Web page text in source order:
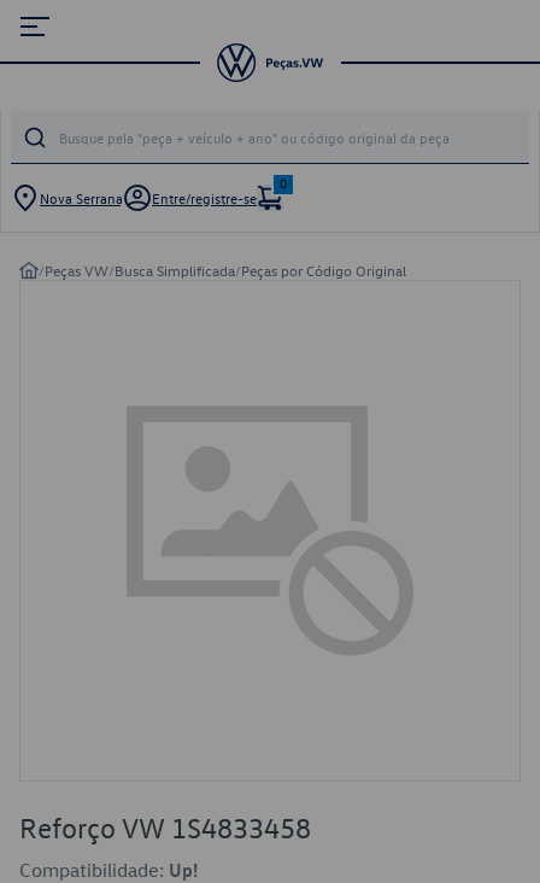
Nova Serrana Entre/registre-se
0
/Peças VW/Busca Simplificada/Peças por Código Original
Reforço VW 1S4833458
Compatibilidade: Up!